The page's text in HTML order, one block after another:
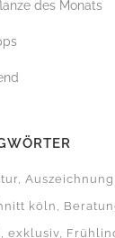
des Monats
Auszeichnung
köln
exklusiv